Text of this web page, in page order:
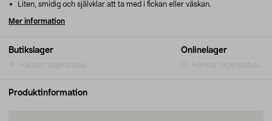
Butikslager Onlinelager
Liten, smidig och självklar att ta med i fickan eller väskan.
Mer information
Produktinformation